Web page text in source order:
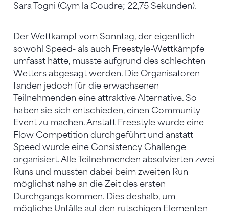
Sara Togni (Gym la Coudre; 22,75 Sekunden).
Der Wettkampf vom Sonntag, der eigentlich
sowohl Speed- als auch Freestyle-Wettkämpfe
umfasst hätte, musste aufgrund des schlechten
Wetters abgesagt werden. Die Organisatoren
fanden jedoch für die erwachsenen
Teilnehmenden eine attraktive Alternative. So
haben sie sich entschieden, einen Community
Event zu machen. Anstatt Freestyle wurde eine
Flow Competition durchgeführt und anstatt
Speed wurde eine Consistency Challenge
organisiert. Alle Teilnehmenden absolvierten zwei
Runs und mussten dabei beim zweiten Run
möglichst nahe an die Zeit des ersten
Durchgangs kommen. Dies deshalb, um
mögliche Unfälle auf den rutschigen Elementen